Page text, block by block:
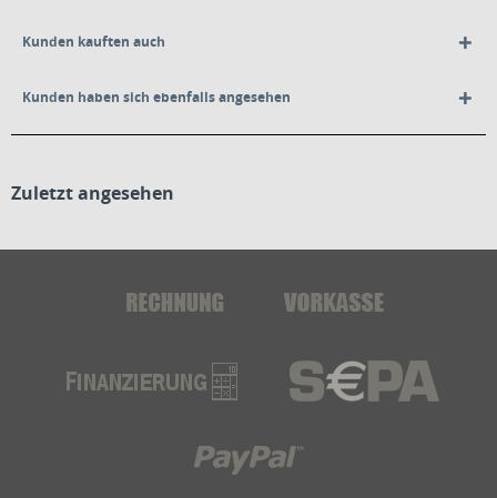
Kunden kauften auch
Kunden haben sich ebenfalls angesehen
Zuletzt angesehen